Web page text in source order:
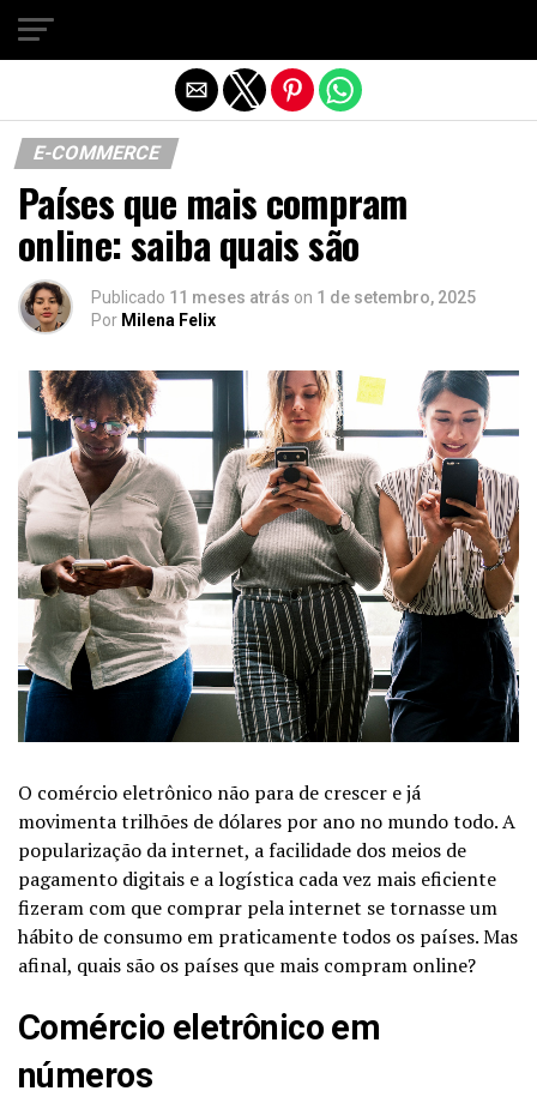
E-COMMERCE
Países que mais compram
online: saiba quais são
Publicado 11 meses atrás on 1 de setembro, 2025
Por Milena Felix
O comércio eletrônico não para de crescer e já
movimenta trilhões de dólares por ano no mundo todo. A
popularização da internet, a facilidade dos meios de
pagamento digitais e a logística cada vez mais eficiente
fizeram com que comprar pela internet se tornasse um
hábito de consumo em praticamente todos os países. Mas
afinal, quais são os países que mais compram online?
Comércio eletrônico em
números